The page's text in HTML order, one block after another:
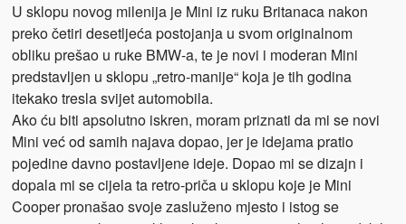
U sklopu novog milenija je Mini iz ruku Britanaca nakon
preko četiri desetljeća postojanja u svom originalnom
obliku prešao u ruke BMW-a, te je novi i moderan Mini
predstavljen u sklopu „retro-manije“ koja je tih godina
itekako tresla svijet automobila.
Ako ću biti apsolutno iskren, moram priznati da mi se novi
Mini već od samih najava dopao, jer je idejama pratio
pojedine davno postavljene ideje. Dopao mi se dizajn i
dopala mi se cijela ta retro-priča u sklopu koje je Mini
Cooper pronašao svoje zasluženo mjesto i istog se